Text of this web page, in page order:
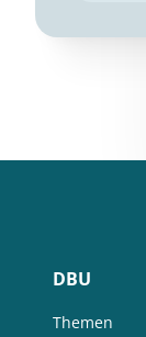
DBU
Themen